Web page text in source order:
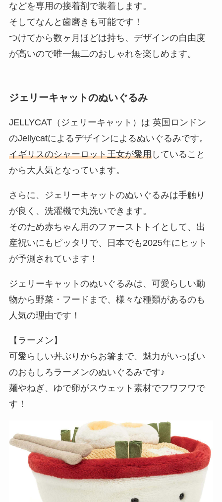
などを専用の接着剤で装着します。
そしてなんと歯磨きも可能です！
つけてから数ヶ月ほどは持ち、デザインの自由度
が高いので唯一無二のおしゃれを楽しめます。
ジェリーキャットのぬいぐるみ
JELLYCAT（ジェリーキャット）は 英国ロンドン
のJellycatによるデザインによるぬいぐるみです。
イギリスのシャーロット王女が愛用していること
から大人気となっています。
さらに、ジェリーキャットのぬいぐるみは手触り
が良く、洗濯機で丸洗いできます。
そのため赤ちゃん用のファーストトイとして、出
産祝いにもピッタリで、日本でも2025年にヒット
が予測されています！
ジェリーキャットのぬいぐるみは、可愛らしい動
物から野菜・フードまで、様々な種類があるのも
人気の理由です！
【ラーメン】
可愛らしい丼ぶりからお箸まで、魅力がいっぱい
のおもしろラーメンのぬいぐるみです♪
麺やねぎ、ゆで卵がスウェット素材でフワフワで
す！